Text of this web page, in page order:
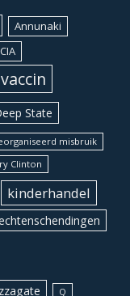
Annunaki
CIA
State
misbruik
Clinton
kinderhandel
Q